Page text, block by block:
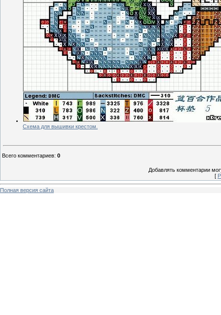
Схема для вышивки крестом.
Всего комментариев: 0
Добавлять комментарии
[
Полная версия сайта